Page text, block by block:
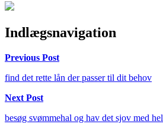
Indlægsnavigation
Previous Post
find det rette lån der passer til dit behov
Next Post
besøg svømmehal og hav det sjov med